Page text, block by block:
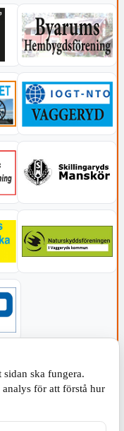
ska fungera.
för att förstå hur